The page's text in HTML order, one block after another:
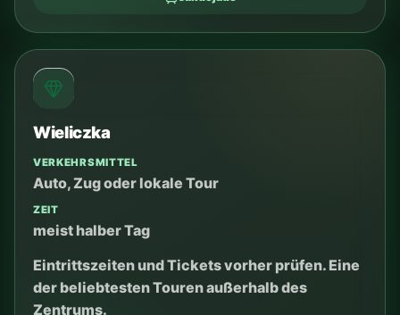
VERKEHRSMITTEL
Auto oder Transfer
ZEIT
ganzer Tag
Am besten als separater Familientag planen
und danach auf dem Campingplatz ausruhen.